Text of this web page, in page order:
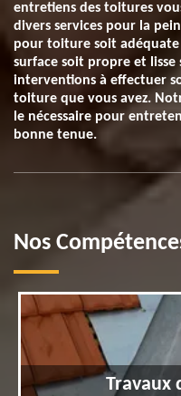
entretiens des toitures
divers services pour la
pour toiture soit
surface soit propre et
interventions à effectuer
toiture que vous avez.
le nécessaire pour
bonne tenue.
Nos
Travaux